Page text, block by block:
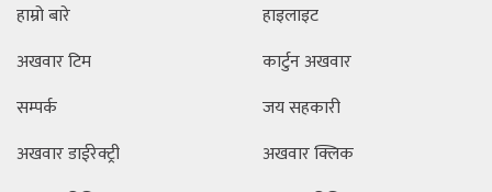
हाम्रो बारे
अखवार टिम
सम्पर्क
अखवार डाईरेक्ट्री
हाइलाइट
कार्टुन अखवार
जय सहकारी
अखवार क्लिक